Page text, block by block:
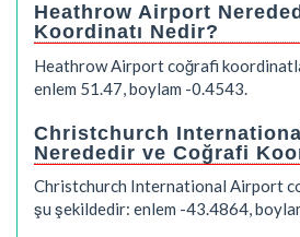
Heathrow Airport
Koordinatı Nedir?
Heathrow Airport coğrafi
enlem 51.47, boylam -0.4543.
Christchurch
Nerededir ve Coğrafi
Christchurch International Airport
şu şekildedir: enlem -43.4864,